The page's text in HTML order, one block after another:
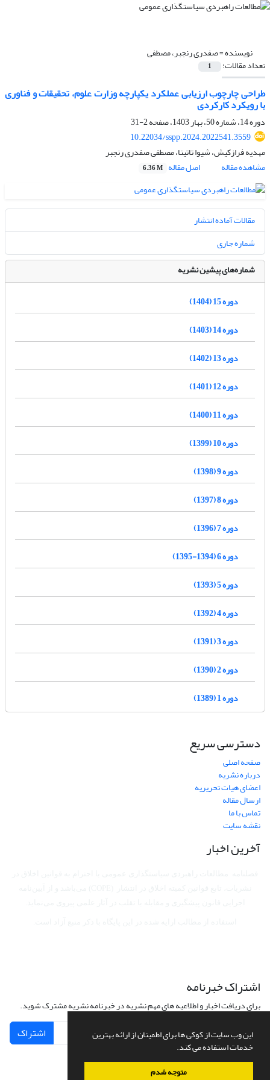
این وب سایت از کوکی ها برای اطمینان از ارائه بهترین
خدمات استفاده می کند.
متوجه شدم
نویسنده =صفدری رنجبر، مصطفی
تعداد مقالات: 1
طراحی چارچوب ارزیابی عملکرد یکپارچه وزارت علوم، تحقیقات و فناوری
با رویکرد کارکردی
دوره 14، شماره 50، بهار 1403، صفحه
2-31
10.22034/sspp.2024.2022541.3559
مهدیه فرازکیش، شیوا تاتینا، مصطفی صفدری رنجبر
مشاهده مقاله
اصل مقاله 6.36 M
مقالات آماده انتشار
شماره جاری
شماره‌های پیشین نشریه
دوره 15 (1404)
دوره 14 (1403)
دوره 13 (1402)
دوره 12 (1401)
دوره 11 (1400)
دوره 10 (1399)
دوره 9 (1398)
دوره 8 (1397)
دوره 7 (1396)
دوره 6 (1394-1395)
دوره 5 (1393)
دوره 4 (1392)
دوره 3 (1391)
دوره 2 (1390)
دوره 1 (1389)
دسترسی سریع
صفحه اصلی
درباره نشریه
اعضای هیات تحریریه
ارسال مقاله
تماس با ما
نقشه سایت
آخرین اخبار
اشتراک خبرنامه
برای دریافت اخبار و اطلاعیه های مهم نشریه در خبرنامه نشریه مشترک شوید.
اشتراک